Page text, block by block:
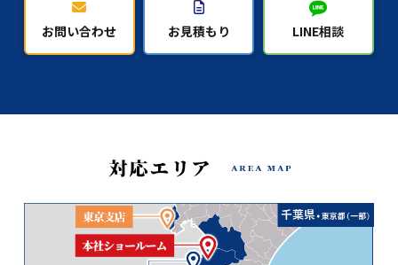
お問い合わせ お見積もり LINE相談